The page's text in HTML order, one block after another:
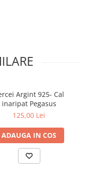
Argint 925- Cal
inaripat Pegasus
125,00 Lei
ADAUGA IN COS